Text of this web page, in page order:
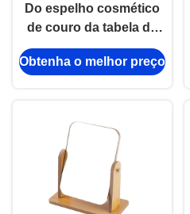
Do espelho cosmético
de couro da tabela do
plutônio logotipo
compacto bonito
Obtenha o melhor preço